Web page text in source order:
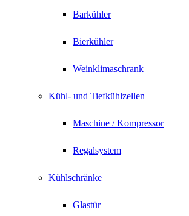
Barkühler
Bierkühler
Weinklimaschrank
Kühl- und Tiefkühlzellen
Maschine / Kompressor
Regalsystem
Kühlschränke
Glastür